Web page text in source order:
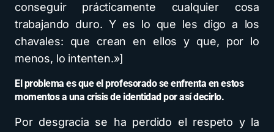
conseguir prácticamente cualquier cosa
trabajando duro. Y es lo que les digo a los
chavales: que crean en ellos y que, por lo
menos, lo intenten.»]
El problema es que el profesorado se enfrenta en estos
momentos a una crisis de identidad por así decirlo.
Por desgracia se ha perdido el respeto y la